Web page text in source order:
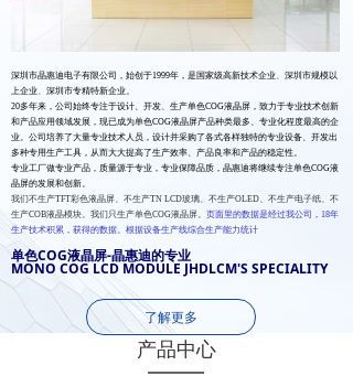
深圳市晶惠迪电子有限公司，始创于1999年，是国家级高新技术企业、 深圳市规模以
上企业、 深圳市专精特新企业。
20多年来，公司始终专注于设计、开发、生产单色COG液晶屏，致力于专业技术创新
和产品应用领域发展，现已成为单色COG液晶屏产品种类最多、专业化程度最高的企
业。公司培养了大量专业技术人员，设计并采购了各式各样独特的专业设备、开发出
多种专用生产工具，从而大大提高了生产效率、产品良率和产品的稳定性。
专业工厂做专业产品，质量源于专业，专业保障品质，晶惠迪将继续专注单色COG液
晶屏的发展和创新。
我们不生产TFT彩色液晶屏、不生产TN LCD玻璃、不生产OLED、不生产电子纸、不
生产COB液晶模块。我们只生产单色COG液晶屏。 页面里的数据是经过我公司，18年
生产技术积累，获得的数据。根据设备生产线综合生产能力统计
单色COG液晶屏-晶惠迪的专业
MONO COG LCD MODULE JHDLCM'S SPECIALITY
了解更多
产品中心